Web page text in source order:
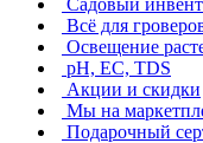
Садовый
Всё для
Освещение
pH, EC, TDS
Акции и скидки
Мы на
Подарочный